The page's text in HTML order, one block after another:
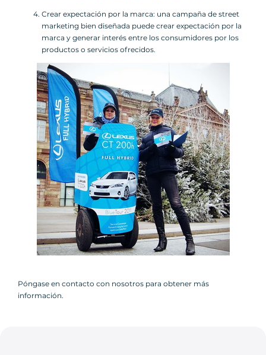
Crear expectación por la marca: una campaña de street
marketing bien diseñada puede crear expectación por la
marca y generar interés entre los consumidores por los
productos o servicios ofrecidos.
Póngase en contacto con nosotros para obtener más
información.